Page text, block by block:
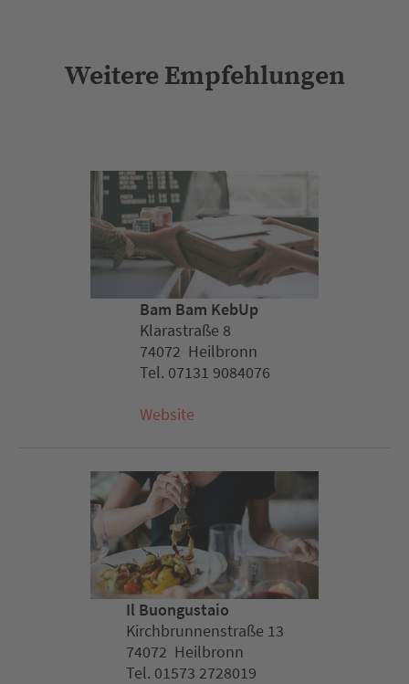
Weitere Empfehlungen
Bam Bam KebUp
Klarastraße 8
74072 Heilbronn
Tel. 07131 9084076
Website
Il Buongustaio
Kirchbrunnenstraße 13
74072 Heilbronn
Tel. 01573 2728019